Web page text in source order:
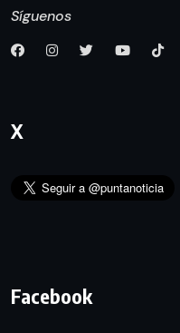
Síguenos
X
Facebook